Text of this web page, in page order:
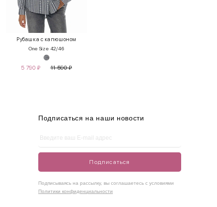
Рубашка с капюшоном
One Size 42/46
5 790 ₽ 11 590₽
INT RUS
XS 40-42
42-44
42-50
Как правильно себя обмерить
Подписаться на наши новости
Подписаться
Подписываясь на рассылку, вы соглашаетесь с условиями
Политики конфиденциальности